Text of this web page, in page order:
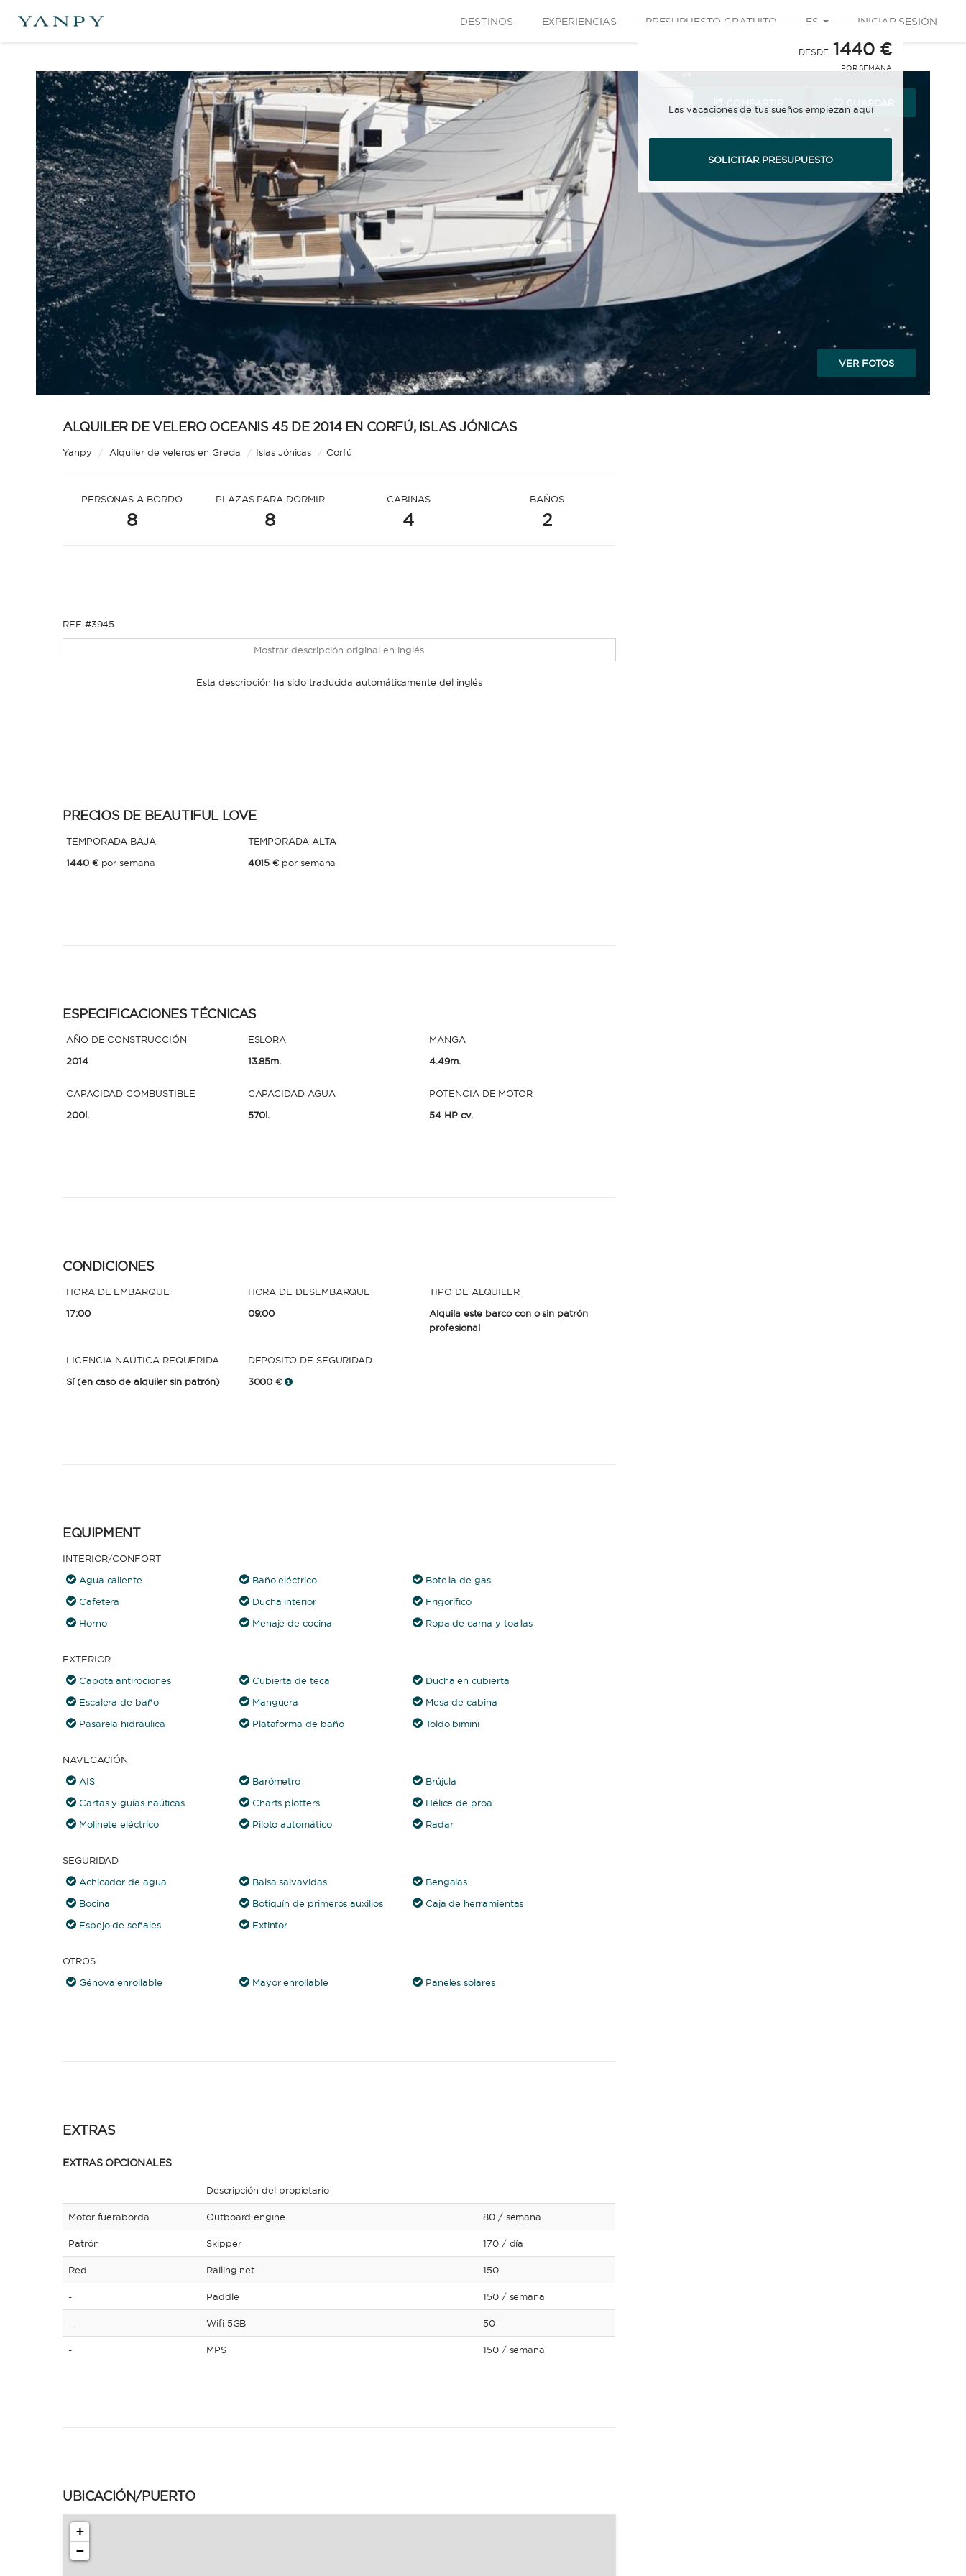
DESTINOS EXPERIENCIAS PRESUPUESTO GRATUITO ES INICIAR SESIÓN
GUARDAR
COMPARTIR
VER FOTOS
ALQUILER DE VELERO OCEANIS 45 DE 2014 EN CORFÚ, ISLAS JÓNICAS
Yanpy / Alquiler de veleros en Grecia / Islas Jónicas / Corfú
PERSONAS A BORDO
8
PLAZAS PARA DORMIR
8
CABINAS
4
BAÑOS
2
REF #3945
Mostrar descripción original en inglés
Esta descripción ha sido traducida automáticamente del inglés
PRECIOS DE BEAUTIFUL LOVE
TEMPORADA BAJA
1440 € por semana
TEMPORADA ALTA
4015 € por semana
ESPECIFICACIONES TÉCNICAS
AÑO DE CONSTRUCCIÓN
2014
ESLORA
13.85m.
MANGA
4.49m.
CAPACIDAD COMBUSTIBLE
200l.
CAPACIDAD AGUA
570l.
POTENCIA DE MOTOR
54 HP cv.
CONDICIONES
HORA DE EMBARQUE
17:00
HORA DE DESEMBARQUE
09:00
TIPO DE ALQUILER
Alquila este barco con o sin patrón
profesional
LICENCIA NAÚTICA REQUERIDA
Sí (en caso de alquiler sin patrón)
DEPÓSITO DE SEGURIDAD
3000 €
EQUIPMENT
INTERIOR/CONFORT
Agua caliente
Baño eléctrico
Botella de gas
Cafetera
Ducha interior
Frigorífico
Horno
Menaje de cocina Ropa de cama y toallas
EXTERIOR
Capota antirociones
Cubierta de teca
Ducha en cubierta
Escalera de baño
Manguera
Mesa de cabina
Pasarela hidráulica
Plataforma de baño Toldo bimini
NAVEGACIÓN
AIS
Barómetro
Brújula
Cartas y guías naúticas
Charts plotters
Hélice de proa
Molinete eléctrico
Piloto automático Radar
SEGURIDAD
Achicador de agua
Balsa salvavidas
Bengalas
Bocina
Botiquín de primeros auxilios
Caja de herramientas
Espejo de señales
Extintor
OTROS
Génova enrollable
Mayor enrollable Paneles solares
EXTRAS
EXTRAS OPCIONALES
Descripción del propietario
Motor fueraborda Outboard engine 80 / semana
Patrón Skipper 170 / día
Red Railing net 150
- Paddle 150 / semana
- Wifi 5GB 50
- MPS 150 / semana
UBICACIÓN/PUERTO
+
−
DESDE 1440 €
POR SEMANA
Las vacaciones de tus sueños empiezan aquí
SOLICITAR PRESUPUESTO